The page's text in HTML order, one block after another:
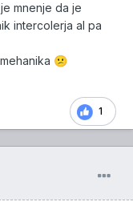
mnenje da je
intercolerja al pa
😕
1